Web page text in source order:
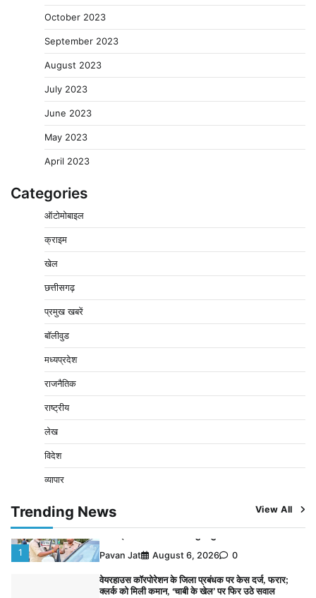
October 2023
September 2023
August 2023
July 2023
June 2023
May 2023
April 2023
Categories
ऑटोमोबाइल
क्राइम
खेल
छत्तीसगढ़
प्रमुख खबरें
बॉलीवुड
मध्यप्रदेश
राजनैतिक
राष्ट्रीय
लेख
विदेश
व्यापार
Trending News View All
नपा सहकारी समिति में 25 लाख से अधिक का गेहूं सड़ा, 5,700
साइबर ठगी, फर्जी सिम बेचने वाला आरोपी गिरफ्तार
Pavan Jat August 5, 2026 0
5 Pavan Jat
1 Pavan Jat August 6, 2026 0
वेयरहाउस कॉरपोरेशन के जिला प्रबंधक पर केस दर्ज, फरार;
क्लर्क को मिली कमान, ‘चाबी के खेल’ पर फिर उठे सवाल